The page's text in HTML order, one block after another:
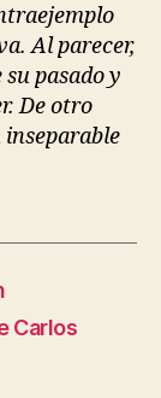
Al parecer,
pasado y
De otro
inseparable
Carlos